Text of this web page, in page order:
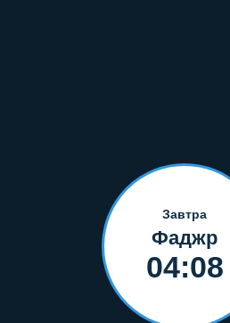
Завтра
Фаджр
04:08